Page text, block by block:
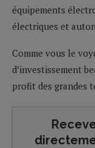
équipements
électriques et
Comme vous le
d’investissement
profit des grandes